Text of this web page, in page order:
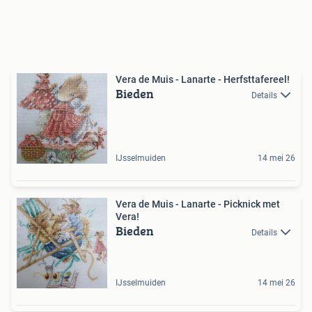
Vera de Muis - Lanarte - Herfsttafereel!
Bieden Details
IJsselmuiden 14 mei 26
Vera de Muis - Lanarte - Picknick met
Vera!
Bieden Details
IJsselmuiden 14 mei 26